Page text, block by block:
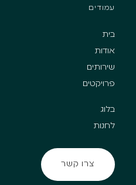
עמודים
בית
אודות
שירותים
פרויקטים
בלוג
לחנות
צרו קשר